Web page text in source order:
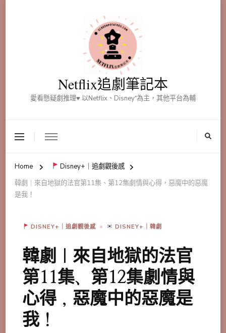
Netflix追劇筆記本
愛看懸疑劇推理♥ 以Netflix、Disney⁺為主，其他平台為輔
Home
Disney+｜追劇觀後感
韓劇｜來自地獄的法官第11集、第12集劇情與心得，惡魔中的惡魔
是我！
DISNEY+｜追劇觀後感 DISNEY+｜韓劇
韓劇｜來自地獄的法官
第11集、第12集劇情與
心得，惡魔中的惡魔是
我！